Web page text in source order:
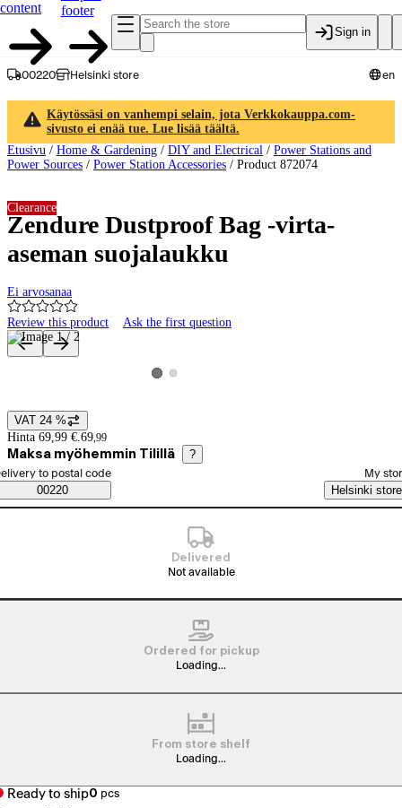
content
footer
Sign in
00220 Helsinki store en
Käytössäsi on vanhempi selain, jota Verkkokauppa.com-
sivusto ei enää tue. Lue lisää täältä.
Etusivu / Home & Gardening / DIY and Electrical / Power Stations and
Power Sources / Power Station Accessories / Product 872074
Zendure Dustproof Bag -virta-
aseman suojalaukku
Ei arvosanaa
Review this product Ask the first question
Clearance
Product images and videos
View product image 1
View product image 2
Price details
VAT 24 %
Hinta 69,99 €. 69,99
Maksa myöhemmin Tilillä ?
Saatavuustiedot
order method
to postal code
00220
My
Helsinki store
Delivered
Not available
Ordered for pickup
Loading...
From store shelf
Loading...
Ready to ship0 pcs